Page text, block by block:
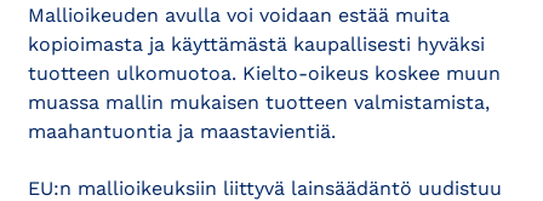
Mallioikeuden avulla voi voidaan estää muita
kopioimasta ja käyttämästä kaupallisesti hyväksi
tuotteen ulkomuotoa. Kielto-oikeus koskee muun
muassa mallin mukaisen tuotteen valmistamista,
maahantuontia ja maastavientiä.
EU:n mallioikeuksiin liittyvä lainsäädäntö uudistuu